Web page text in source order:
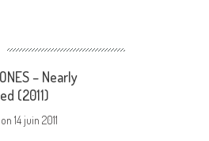
– Nearly
(2011)
on14 juin 2011